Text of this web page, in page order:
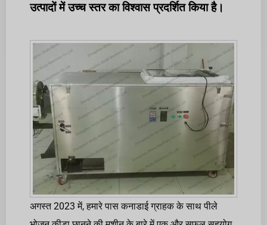
उत्पादों में उच्च स्तर का विश्वास प्रदर्शित किया है।
अगस्त 2023 में, हमारे पास कनाडाई ग्राहक के साथ पीले